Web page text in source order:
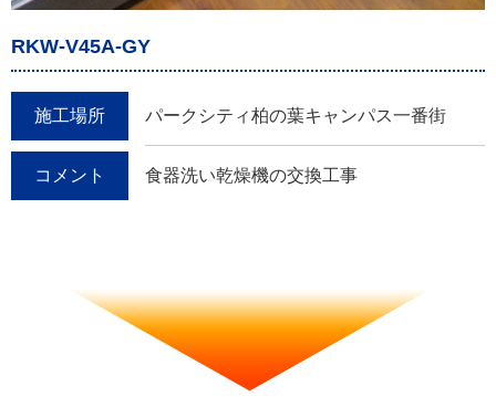
RKW-V45A-GY
施工場所 パークシティ柏の葉キャンパス一番街
コメント 食器洗い乾燥機の交換工事